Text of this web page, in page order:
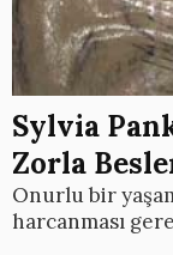
Sylvia
Zorla
Onurlu bir
harcanması